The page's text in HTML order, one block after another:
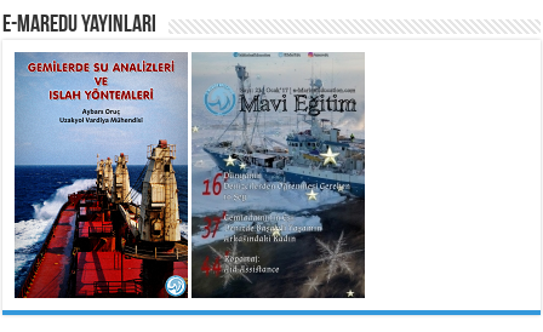
e-MarEdu Yayınları